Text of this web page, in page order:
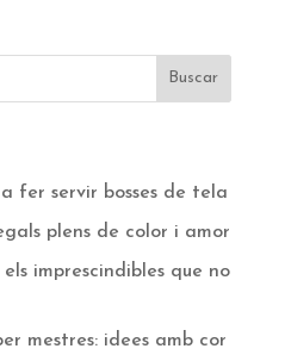
Buscar
fer servir bosses de tela
plens de color i amor
els imprescindibles que no
mestres: idees amb cor